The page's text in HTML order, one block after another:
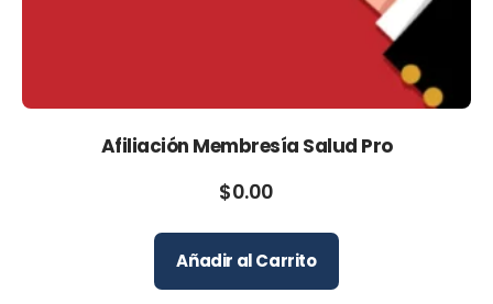
Afiliación Membresía Salud Pro
$0.00
Añadir al Carrito